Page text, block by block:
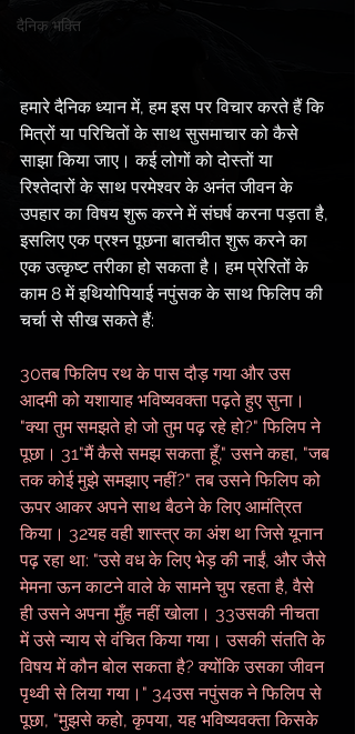
दैनिक भक्ति
हमारे दैनिक ध्यान में, हम इस पर विचार करते हैं कि
मित्रों या परिचितों के साथ सुसमाचार को कैसे
साझा किया जाए। कई लोगों को दोस्तों या
रिश्तेदारों के साथ परमेश्वर के अनंत जीवन के
उपहार का विषय शुरू करने में संघर्ष करना पड़ता है,
इसलिए एक प्रश्न पूछना बातचीत शुरू करने का
एक उत्कृष्ट तरीका हो सकता है। हम प्रेरितों के
काम 8 में इथियोपियाई नपुंसक के साथ फिलिप की
चर्चा से सीख सकते हैं:
30तब फिलिप रथ के पास दौड़ गया और उस
आदमी को यशायाह भविष्यवक्ता पढ़ते हुए सुना।
"क्या तुम समझते हो जो तुम पढ़ रहे हो?" फिलिप ने
पूछा। 31"मैं कैसे समझ सकता हूँ," उसने कहा, "जब
तक कोई मुझे समझाए नहीं?" तब उसने फिलिप को
ऊपर आकर अपने साथ बैठने के लिए आमंत्रित
किया। 32यह वही शास्त्र का अंश था जिसे यूनान
पढ़ रहा था: "उसे वध के लिए भेड़ की नाईं, और जैसे
मेमना ऊन काटने वाले के सामने चुप रहता है, वैसे
ही उसने अपना मुँह नहीं खोला। 33उसकी नीचता
में उसे न्याय से वंचित किया गया। उसकी संतति के
विषय में कौन बोल सकता है? क्योंकि उसका जीवन
पृथ्वी से लिया गया।" 34उस नपुंसक ने फिलिप से
पूछा, "मुझसे कहो, कृपया, यह भविष्यवक्ता किसके